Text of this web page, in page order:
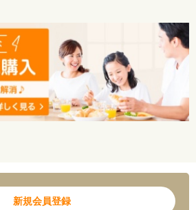
する場合はカートが分割されます。別途送料が加算
新規会員登録